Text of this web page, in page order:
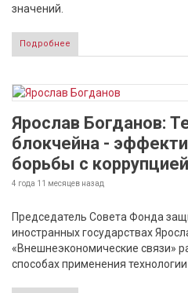
значений.
Подробнее
Ярослав Богданов:
блокчейна -
борьбы с коррупцией
4 года 11 месяцев назад
Председатель Совета Фонда
иностранных государствах
«Внешнеэкономические связи»
способах применения технологии